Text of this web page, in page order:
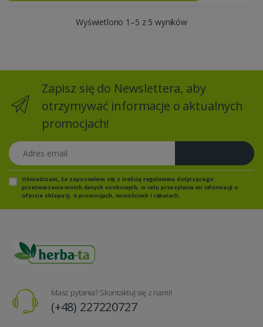
Wyświetlono 1–5 z 5 wyników
Zapisz się do Newslettera, aby
otrzymywać informacje o aktualnych
promocjach!
Adres email
Oświadczam, że zapoznałem się z treścią regulaminu dotyczącego
przetwarzania moich danych osobowych, w celu przesyłania mi informacji o
ofercie sklepu tj. o promocjach, nowościach i rabatach.
Masz pytania? Skontaktuj się z nami!
(+48) 227220727